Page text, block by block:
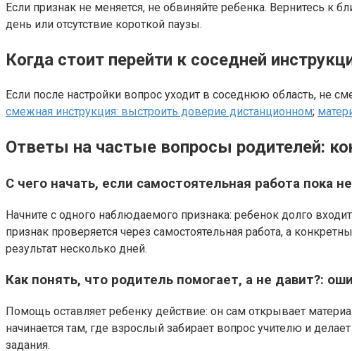
Если признак не меняется, не обвиняйте ребенка. Вернитесь
день или отсутствие короткой паузы.
Когда стоит перейти к соседней
Если после настройки вопрос уходит в соседнюю область, не
смежная инструкция: выстроить доверие дистанционном;
Ответы на частые вопросы родителей:
С чего начать, если самостоятельная работа пока
Начните с одного наблюдаемого признака: ребенок долго
признак проверяется через самостоятельная работа, а
результат несколько дней.
Как понять, что родитель помогает, а не давит?:
Помощь оставляет ребенку действие: он сам открывает
начинается там, где взрослый забирает вопрос учителю и
задания.